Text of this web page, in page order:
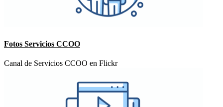
Fotos Servicios CCOO
Canal de Servicios CCOO en Flickr